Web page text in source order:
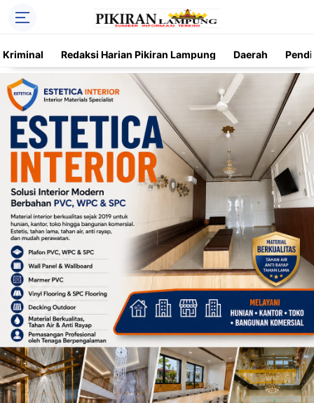
Kriminal Redaksi Harian Pikiran Lampung Daerah
Trending Kriminal Nasional